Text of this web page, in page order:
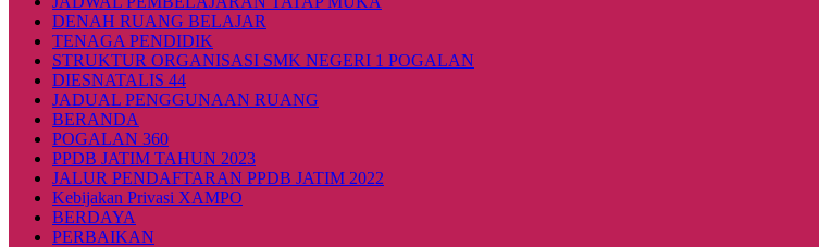
DENAH RUANG BELAJAR
TENAGA PENDIDIK
STRUKTUR ORGANISASI SMK NEGERI 1 POGALAN
DIESNATALIS 44
JADUAL PENGGUNAAN RUANG
BERANDA
POGALAN 360
PPDB JATIM TAHUN 2023
JALUR PENDAFTARAN PPDB JATIM 2022
Kebijakan Privasi XAMPO
BERDAYA
PERBAIKAN